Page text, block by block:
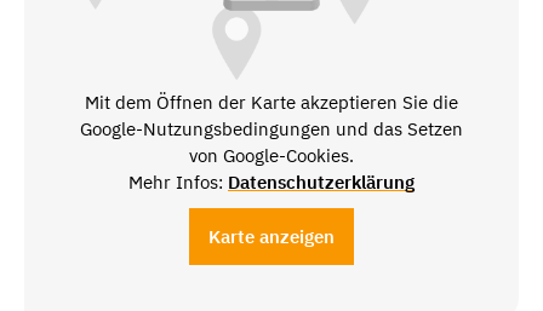
Mit dem Öffnen der Karte akzeptieren Sie die
Google-Nutzungsbedingungen und das Setzen
von Google-Cookies.
Mehr Infos: Datenschutzerklärung
Karte anzeigen